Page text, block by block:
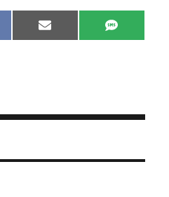
Share
on
E
m
Share
on
S
M